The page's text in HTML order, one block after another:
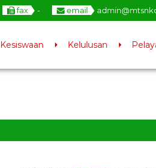
fax - email
Kesiswaan Kelulusan